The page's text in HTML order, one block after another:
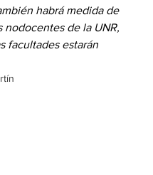
habrá medida de
nodocentes de la UNR,
facultades estarán